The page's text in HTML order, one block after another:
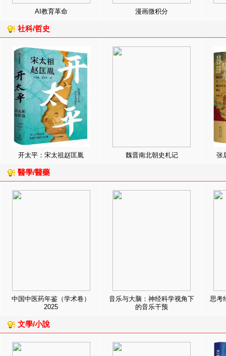
AI教育革命 漫画微积分
社科/哲史
开太平：宋太祖赵匡胤 魏晋南北朝史札记 张
醫學/醫藥
中国中医药年鉴（学术卷）
2025
音乐与大脑：神经科学视角下
的音乐干预
思考
文學/小說